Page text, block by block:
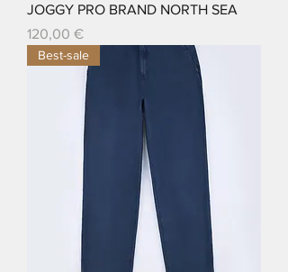
JOGGY PRO BRAND NORTH SEA
Prix
120,00 €
Best-sale